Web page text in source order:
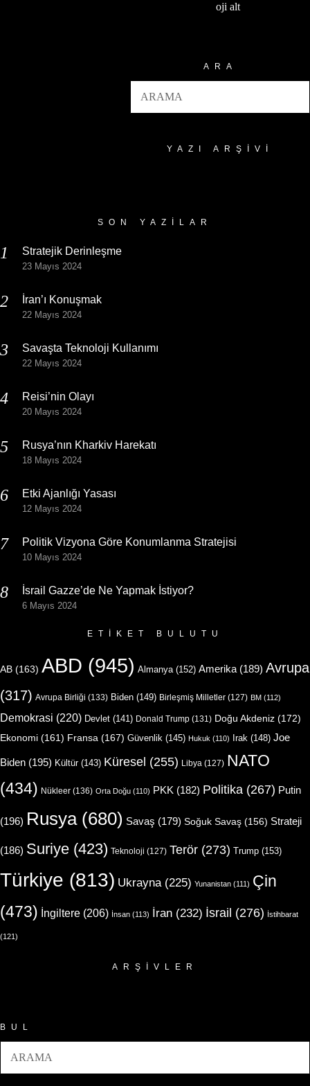
oji alt
ARA
YAZI ARŞIVI
SON YAZILAR
Stratejik Derinleşme
23 Mayıs 2024
İran’ı Konuşmak
22 Mayıs 2024
Savaşta Teknoloji Kullanımı
22 Mayıs 2024
Reisi’nin Olayı
20 Mayıs 2024
Rusya’nın Kharkiv Harekatı
18 Mayıs 2024
Etki Ajanlığı Yasası
12 Mayıs 2024
Politik Vizyona Göre Konumlanma Stratejisi
10 Mayıs 2024
İsrail Gazze’de Ne Yapmak İstiyor?
6 Mayıs 2024
ETIKET BULUTU
AB (163) ABD (945) Almanya(152) Amerika (189) Avrupa
(317) Avrupa Birliği (133) Biden (149) Birleşmiş Milletler (127) BM (112)
Demokrasi (220) Devlet (141) Donald Trump (131) Doğu Akdeniz (172)
Ekonomi (161) Fransa (167) Güvenlik (145) Hukuk (110) Irak (148) Joe
Biden (195) Kültür(143) Küresel (255) Libya (127) NATO
(434) Nükleer (136) Orta Doğu (110) PKK (182) Politika (267) Putin
(196) Rusya(680) Savaş (179) Soğuk Savaş (156) Strateji
(186) Suriye (423) Teknoloji (127) Terör (273) Trump (153)
Türkiye (813) Ukrayna(225) Yunanistan (111) Çin
(473) İngiltere (206) İnsan (113) İran (232) İsrail (276) İstihbarat
(121)
ARŞIVLER
BUL